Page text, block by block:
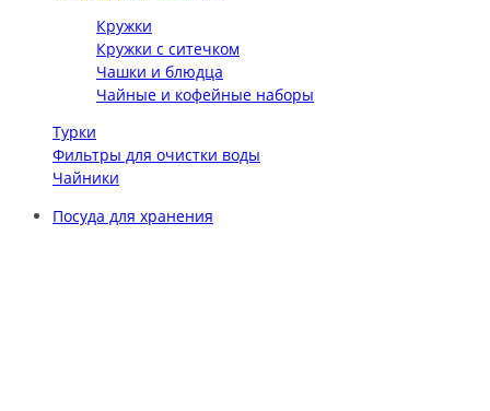
Кружки
Кружки с ситечком
Чашки и блюдца
Чайные и кофейные наборы
Турки
Фильтры для очистки воды
Чайники
Посуда для хранения